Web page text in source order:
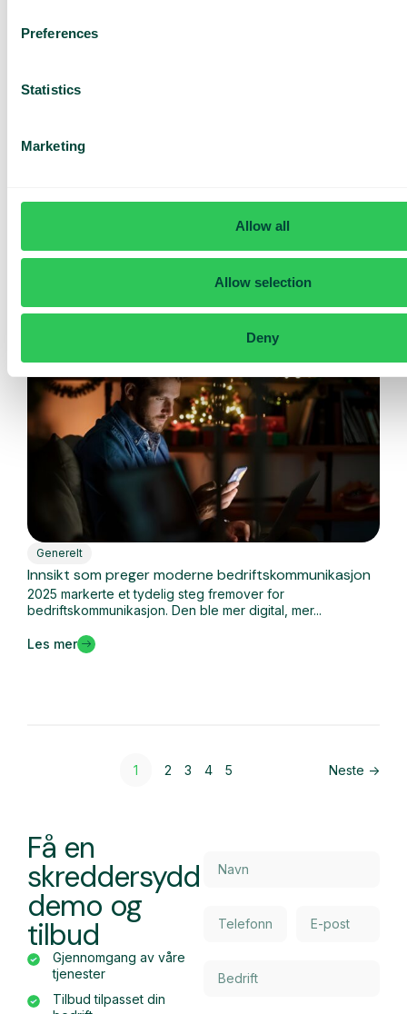
Preferences
Statistics
Marketing
Allow all
Allow selection
Deny
resepsjonist, bygget for at du skal ha 100% kontroll
denne gangen er...
Generelt
Innsikt som preger moderne bedriftskommunikasjon
2025 markerte et tydelig steg fremover for
bedriftskommunikasjon. Den ble mer digital, mer...
Les mer
1 2 3 4 5 Neste ->
Få en
skreddersydd
demo og
tilbud
Gjennomgang av våre
tjenester
Tilbud tilpasset din